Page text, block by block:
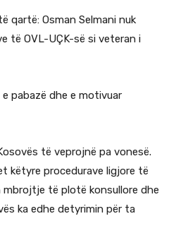
qartë: Osman Selmani nuk
të OVL-UÇK-së si veteran i
pabazë dhe e motivuar
të veprojnë pa vonesë.
këtyre procedurave ligjore të
të plotë konsullore dhe
ka edhe detyrimin për ta